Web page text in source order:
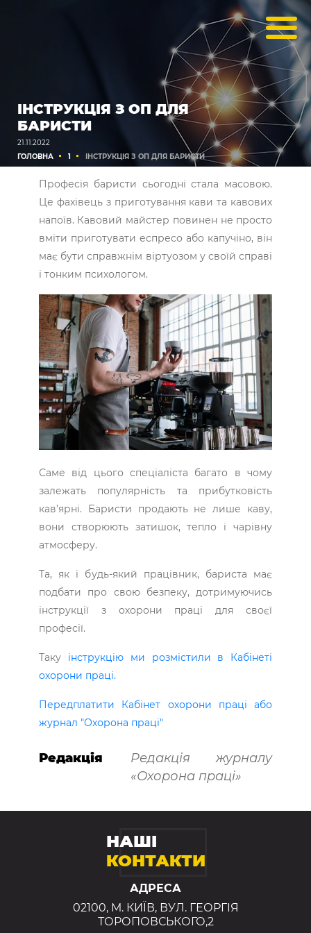
ІНСТРУКЦІЯ З ОП ДЛЯ
БАРИСТИ
21.11.2022
ГОЛОВНА
1 ІНСТРУКЦІЯ З ОП ДЛЯ БАРИСТИ
Професія баристи сьогодні стала масовою.
Це фахівець з приготування кави та кавових
напоїв. Кавовий майстер повинен не просто
вміти приготувати еспресо або капучіно, він
має бути справжнім віртуозом у своїй справі
і тонким психологом.
Саме від цього спеціаліста багато в чому
залежать популярність та прибутковість
кав’ярні. Баристи продають не лише каву,
вони створюють затишок, тепло і чарівну
атмосферу.
Та, як і будь-який працівник, бариста має
подбати про свою безпеку, дотримуючись
інструкції з охорони праці для своєї
професії.
Таку інструкцію ми розмістили в Кабінеті
охорони праці.
Передплатити Кабінет охорони праці або
журнал "Охорона праці"
Редакція
Редакція журналу
«Охорона праці»
НАШІ
КОНТАКТИ
АДРЕСА
02100, М. КИЇВ, ВУЛ. ГЕОРГІЯ
ТОРОПОВСЬКОГО,2